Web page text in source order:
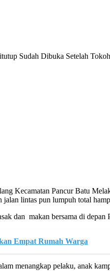
Sudah Dibuka Setelah
Kecamatan Pancur Batu
jalan lintas pun lumpuh total
dan makan bersama di
Empat Rumah Warga
menangkap pelaku, anak